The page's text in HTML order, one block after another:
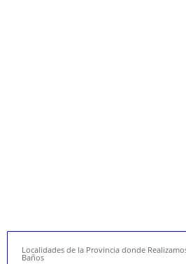
Localidades de la Provincia donde
Baños